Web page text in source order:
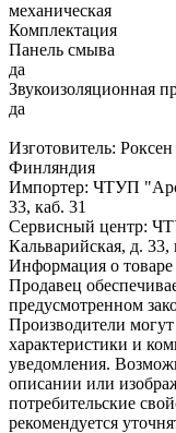
механическая
Комплектация
Панель смыва
да
Звукоизоляционная
да
Изготовитель:
Финляндия
Импортер: ЧТУП
33, каб. 31
Сервисный центр:
Кальварийская, д. 33,
Информация о товаре
Продавец
предусмотренном
Производители
характеристики и
уведомления.
описании или
потребительские
рекомендуется